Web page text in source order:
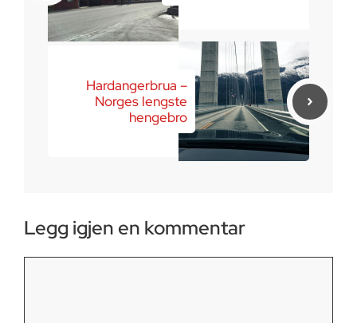
Hardangerbrua –
Norges lengste
hengebro
Legg igjen en kommentar